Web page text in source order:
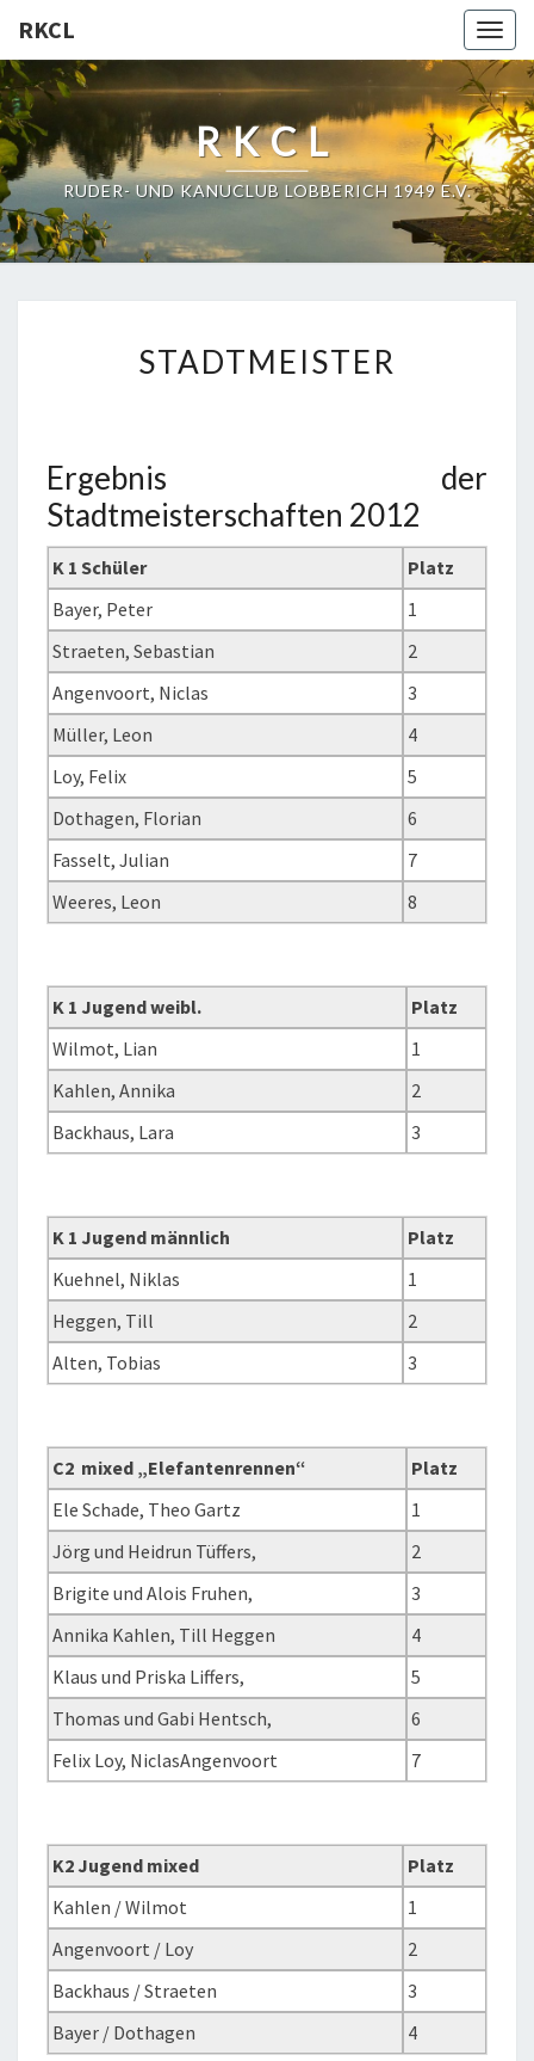
RKCL
RKCL
RUDER- UND KANUCLUB LOBBERICH 1949 E.V.
STADTMEISTER
Ergebnis der
Stadtmeisterschaften 2012
K 1 Schüler
Platz
Bayer, Peter
1
Straeten, Sebastian
2
Angenvoort, Niclas
3
Müller, Leon
4
Loy, Felix
5
Dothagen, Florian
6
Fasselt, Julian
7
Weeres, Leon
8
K 1 Jugend weibl.
Platz
Wilmot, Lian
1
Kahlen, Annika
2
Backhaus, Lara
3
K 1 Jugend männlich
Platz
Kuehnel, Niklas
1
Heggen, Till
2
Alten, Tobias
3
C2 mixed „Elefantenrennen“
Platz
Ele Schade, Theo Gartz
1
Jörg und Heidrun Tüffers,
2
Brigite und Alois Fruhen,
3
Annika Kahlen, Till Heggen
4
Klaus und Priska Liffers,
5
Thomas und Gabi Hentsch,
6
Felix Loy, NiclasAngenvoort
7
K2 Jugend mixed
Platz
Kahlen / Wilmot
1
Angenvoort / Loy
2
Backhaus / Straeten
3
Bayer / Dothagen
4